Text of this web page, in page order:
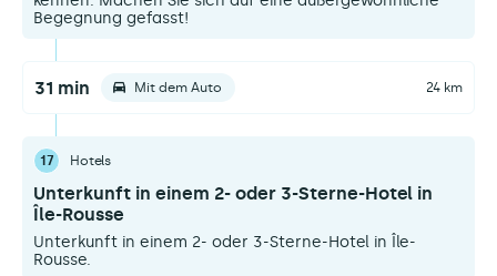
Begegnung gefasst!
31 min Mit dem Auto 24 km
17 Hotels
Unterkunft in einem 2- oder 3-Sterne-Hotel in
Île-Rousse
Unterkunft in einem 2- oder 3-Sterne-Hotel in Île-
Rousse.